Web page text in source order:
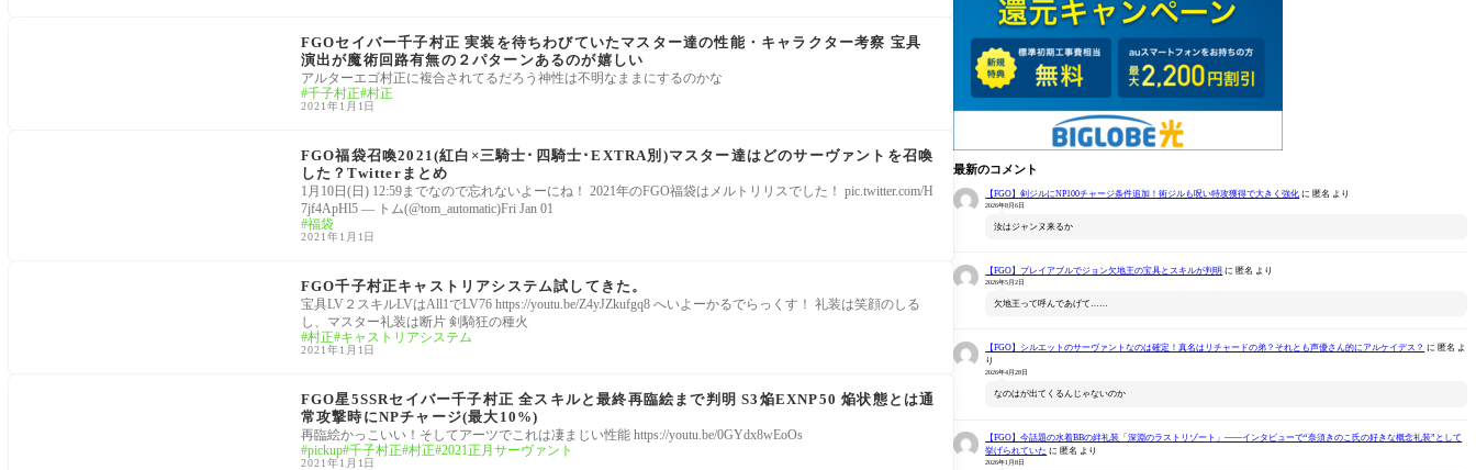
FGOセイバー千子村正 実装を待ちわびていたマスター達の性能・キャラクター考察 宝具
演出が魔術回路有無の２パターンあるのが嬉しい
アルターエゴ村正に複合されてるだろう神性は不明なままにするのかな
千子村正 村正
2021年1月1日
FGO福袋召喚2021(紅白×三騎士･四騎士･EXTRA別)マスター達はどのサーヴァントを召喚
した？Twitterまとめ
1月10日(日) 12:59までなので忘れないよーにね！ 2021年のFGO福袋はメルトリリスでした！ pic.twitter.com/H
7jf4ApHl5 — トム(@tom_automatic)Fri Jan 01
福袋
2021年1月1日
FGO千子村正キャストリアシステム試してきた。
宝具LV２スキルLVはAll1でLV76 https://youtu.be/Z4yJZkufgq8 へいよーかるでらっくす！ 礼装は笑顔のしる
し、マスター礼装は断片 剣騎狂の種火
村正 キャストリアシステム
2021年1月1日
FGO星5SSRセイバー千子村正 全スキルと最終再臨絵まで判明 S3焔EXNP50 焔状態とは通
常攻撃時にNPチャージ(最大10%)
再臨絵かっこいい！そしてアーツでこれは凄まじい性能 https://youtu.be/0GYdx8wEoOs
pickup 千子村正 村正 2021正月サーヴァント
2021年1月1日
最新のコメント
【FGO】剣ジルにNP100チャージ条件追加！術ジルも呪い特攻獲得で大きく強化 に 匿名 より
2026年8月6日
汝はジャンヌ来るか
【FGO】プレイアブルでジョン欠地王の宝具とスキルが判明 に 匿名 より
2026年5月2日
欠地王って呼んであげて……
【FGO】シルエットのサーヴァントなのは確定！真名はリチャードの弟？それとも声優さん的にアルケイデス？ に 匿名 よ
り
2026年4月28日
なのはが出てくるんじゃないのか
【FGO】今話題の水着BBの絆礼装「深淵のラストリゾート」――インタビューで“奈須きのこ氏の好きな概念礼装”として
挙げられていた に 匿名 より
2026年1月8日